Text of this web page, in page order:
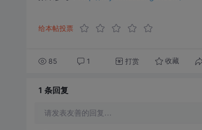
给本帖投票
85 1 打赏 收藏
1 条回复
请发表友善的回复…